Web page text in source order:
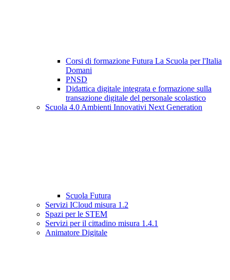
Corsi di formazione Futura La Scuola per l'Italia
Domani
PNSD
Didattica digitale integrata e formazione sulla
transazione digitale del personale scolastico
Scuola 4.0 Ambienti Innovativi Next Generation
Scuola Futura
Servizi ICloud misura 1.2
Spazi per le STEM
Servizi per il cittadino misura 1.4.1
Animatore Digitale